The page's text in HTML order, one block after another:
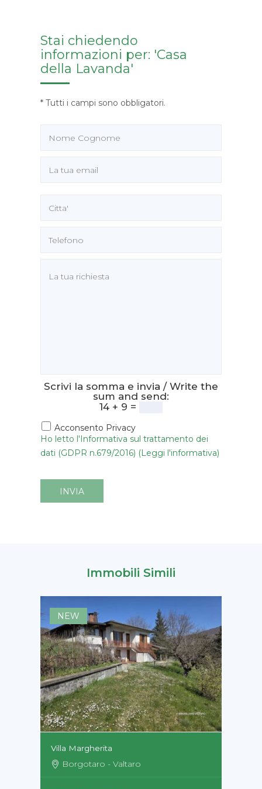
Stai chiedendo
informazioni per: 'Casa
della Lavanda'
* Tutti i campi sono obbligatori.
Scrivi la somma e invia / Write the
sum and send:
14 + 9 =
Acconsento Privacy
Ho letto l'Informativa sul trattamento dei
dati (GDPR n.679/2016) (Leggi l'informativa)
INVIA
Immobili Simili
NEW
Villa Margherita
Borgotaro - Valtaro